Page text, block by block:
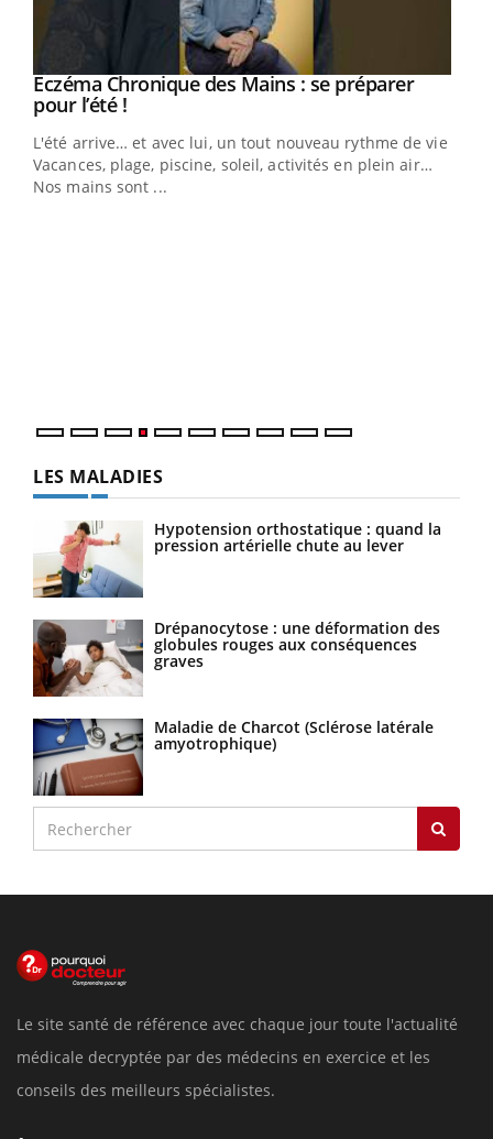
Youtube
Eczéma Chronique des Mains : se préparer
pour l’été !Youtube
L'été arrive… et avec lui, un tout nouveau rythme de vie !
Vacances, plage, piscine, soleil, activités en plein air…
Nos mains sont ...
LES MALADIES
Hypotension orthostatique : quand la
pression artérielle chute au lever
Drépanocytose : une déformation des
globules rouges aux conséquences
graves
Maladie de Charcot (Sclérose latérale
amyotrophique)
Le site santé de référence avec chaque jour toute l'actualité
médicale decryptée par des médecins en exercice et les
conseils des meilleurs spécialistes.